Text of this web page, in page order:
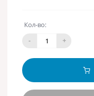
Кол-во:
-
+